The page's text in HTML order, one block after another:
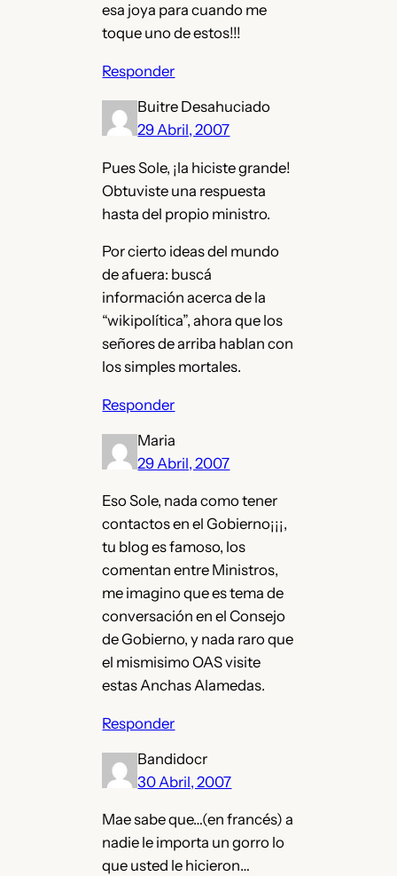
esa joya para cuando me
toque uno de estos!!!
Responder
Buitre Desahuciado
29 Abril, 2007
Pues Sole, ¡la hiciste grande!
Obtuviste una respuesta
hasta del propio ministro.
Por cierto ideas del mundo
de afuera: buscá
información acerca de la
“wikipolítica”, ahora que los
señores de arriba hablan con
los simples mortales.
Responder
Maria
29 Abril, 2007
Eso Sole, nada como tener
contactos en el Gobierno¡¡¡,
tu blog es famoso, los
comentan entre Ministros,
me imagino que es tema de
conversación en el Consejo
de Gobierno, y nada raro que
el mismisimo OAS visite
estas Anchas Alamedas.
Responder
Bandidocr
30 Abril, 2007
Mae sabe que…(en francés) a
nadie le importa un gorro lo
que usted le hicieron…